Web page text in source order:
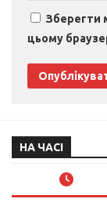
Зберегти
цьому
НА ЧАСІ